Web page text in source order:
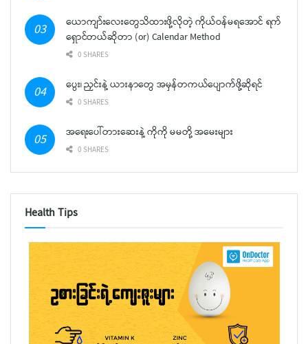
ယောကျာ်းလေးတွေသိထားဖို့လိုတဲ့ ကိုယ်ဝန်မရအောင် ရက်
ရှောင်တယ်ဆိုတာ (or) Calendar Method
0 SHARES
ပွေး၊ ညှင်းနဲ့ ယားနာတွေ အမှန်တကယ်ပျောက်ဖို့ဆိုရင်
0 SHARES
အရေးပေါ်တားဆေးနဲ့ ကိုကို မမတို့ အမေးများ
0 SHARES
Health Tips